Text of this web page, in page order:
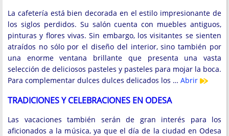
La cafetería está bien decorada en el estilo impresionante de
los siglos perdidos. Su salón cuenta con muebles antiguos,
pinturas y flores vivas. Sin embargo, los visitantes se sienten
atraídos no sólo por el diseño del interior, sino también por
una enorme ventana brillante que presenta una vasta
selección de deliciosos pasteles y pasteles para mojar la boca.
Para complementar dulces dulces delicados los … Abrir
TRADICIONES Y CELEBRACIONES EN ODESA
Las vacaciones también serán de gran interés para los
aficionados a la música, ya que el día de la ciudad en Odesa